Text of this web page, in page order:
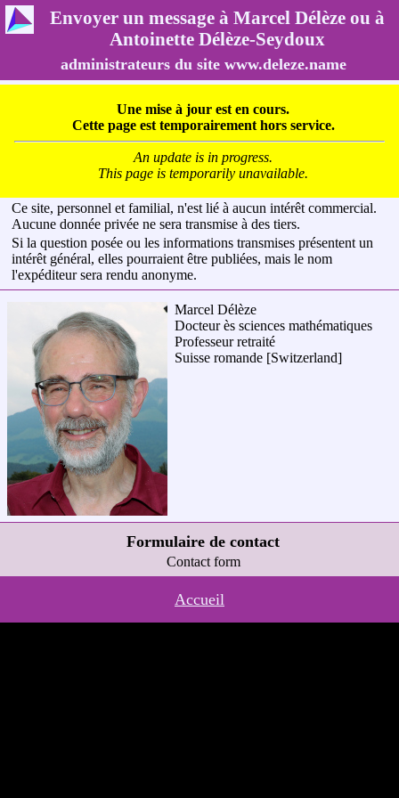
Envoyer un message à Marcel Délèze ou à
Antoinette Délèze-Seydoux
administrateurs du site www.deleze.name
Une mise à jour est en cours.
Cette page est temporairement hors service.
An update is in progress.
This page is temporarily unavailable.
Ce site, personnel et familial, n'est lié à aucun intérêt commercial.
Aucune donnée privée ne sera transmise à des tiers.
Si la question posée ou les informations transmises présentent un
intérêt général, elles pourraient être publiées, mais le nom
l'expéditeur sera rendu anonyme.
Marcel Délèze
Docteur ès sciences mathématiques
Professeur retraité
Suisse romande [Switzerland]
Formulaire de contact
Contact form
Accueil